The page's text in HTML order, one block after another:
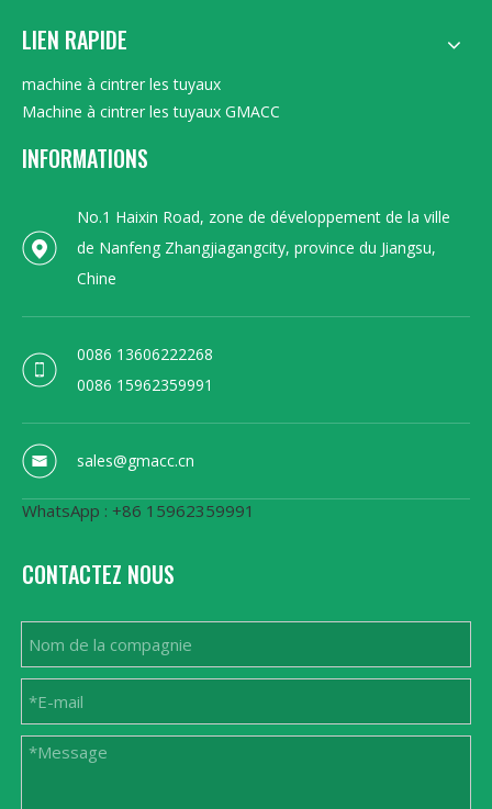
LIEN RAPIDE
machine à cintrer les tuyaux
Machine à cintrer les tuyaux GMACC
INFORMATIONS
No.1 Haixin Road, zone de développement de la ville
de Nanfeng Zhangjiagangcity, province du Jiangsu,
Chine
0086 13606222268
0086 15962359991
sales@gmacc.cn
WhatsApp : +86 15962359991
CONTACTEZ NOUS